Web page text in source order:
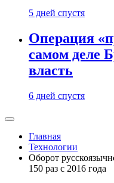
5 дней спустя
Операция
самом деле
власть
6 дней спустя
Главная
Технологии
Оборот
150 раз с 2016 года